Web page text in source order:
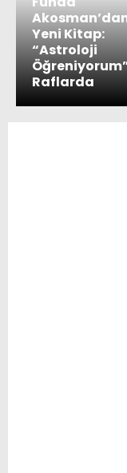
Yeni Kitap:
“Astroloji
Raflarda